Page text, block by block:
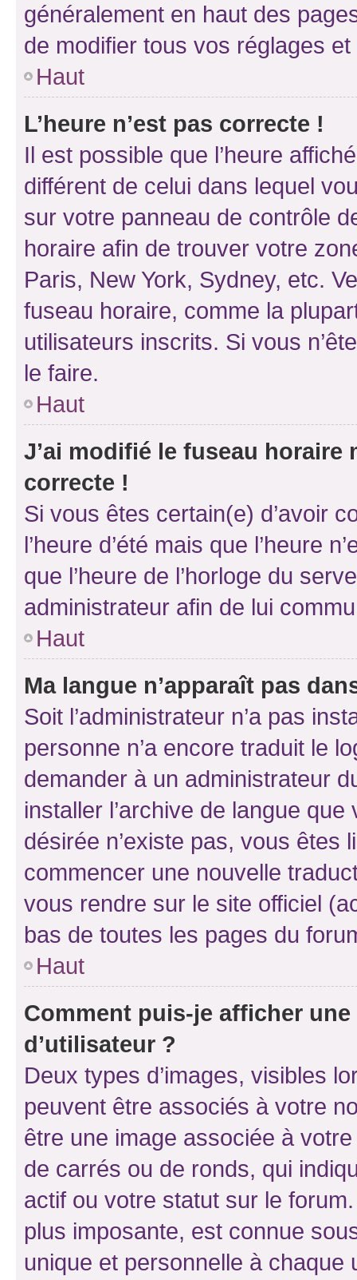
généralement en haut des
de modifier tous vos réglages
Haut
L’heure n’est pas correcte !
Il est possible que l’heure
différent de celui dans lequel
sur votre panneau de contrôle
horaire afin de trouver votre
Paris, New York, Sydney, etc.
fuseau horaire, comme la
utilisateurs inscrits. Si vous
le faire.
Haut
J’ai modifié le fuseau horaire
correcte !
Si vous êtes certain(e) d’avoir
l’heure d’été mais que l’heure
que l’heure de l’horloge du
administrateur afin de lui
Haut
Ma langue n’apparaît pas
Soit l’administrateur n’a pas
personne n’a encore traduit le
demander à un administrateur
installer l’archive de langue
désirée n’existe pas, vous êtes
commencer une nouvelle
vous rendre sur le site officiel
bas de toutes les pages du
Haut
Comment puis-je afficher
d’utilisateur ?
Deux types d’images, visibles
peuvent être associés à votre
être une image associée à
de carrés ou de ronds, qui
actif ou votre statut sur le
plus imposante, est connue
unique et personnelle à chaque